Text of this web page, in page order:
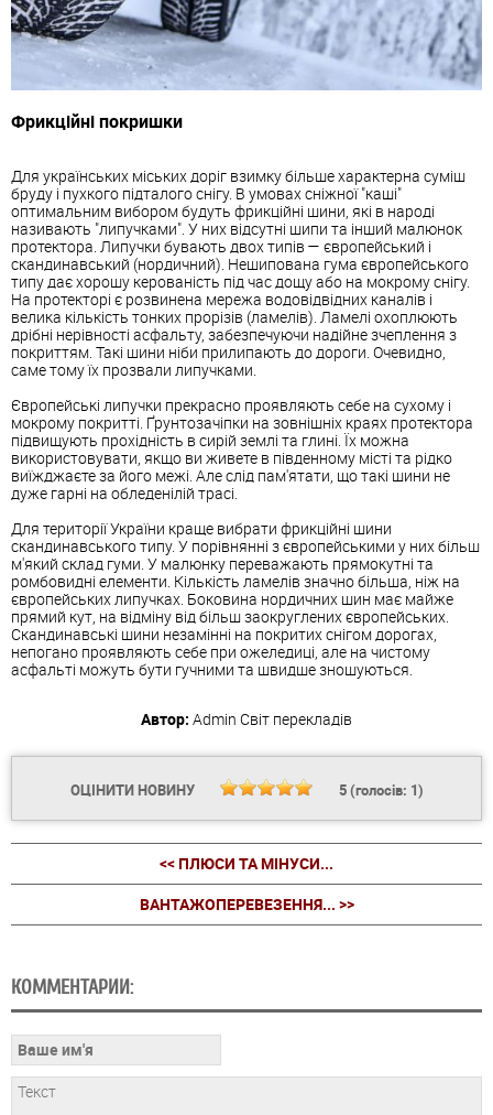
Фрикційні покришки
Для українських міських доріг взимку більше характерна суміш
бруду і пухкого підталого снігу. В умовах сніжної "каші"
оптимальним вибором будуть фрикційні шини, які в народі
називають "липучками". У них відсутні шипи та інший малюнок
протектора. Липучки бувають двох типів — європейський і
скандинавський (нордичний). Нешипована гума європейського
типу дає хорошу керованість під час дощу або на мокрому снігу.
На протекторі є розвинена мережа водовідвідних каналів і
велика кількість тонких прорізів (ламелів). Ламелі охоплюють
дрібні нерівності асфальту, забезпечуючи надійне зчеплення з
покриттям. Такі шини ніби прилипають до дороги. Очевидно,
саме тому їх прозвали липучками.
Європейські липучки прекрасно проявляють себе на сухому і
мокрому покритті. Ґрунтозачіпки на зовнішніх краях протектора
підвищують прохідність в сирій землі та глині. Їх можна
використовувати, якщо ви живете в південному місті та рідко
виїжджаєте за його межі. Але слід пам'ятати, що такі шини не
дуже гарні на обледенілій трасі.
Для території України краще вибрати фрикційні шини
скандинавського типу. У порівнянні з європейськими у них більш
м'який склад гуми. У малюнку переважають прямокутні та
ромбовидні елементи. Кількість ламелів значно більша, ніж на
європейських липучках. Боковина нордичних шин має майже
прямий кут, на відміну від більш заокруглених європейських.
Скандинавські шини незамінні на покритих снігом дорогах,
непогано проявляють себе при ожеледиці, але на чистому
асфальті можуть бути гучними та швидше зношуються.
Автор: Admin Світ перекладів
ОЦІНИТИ НОВИНУ 5(голосів: 1)
<< ПЛЮСИ ТА МІНУСИ...
ВАНТАЖОПЕРЕВЕЗЕННЯ... >>
КОММЕНТАРИИ: